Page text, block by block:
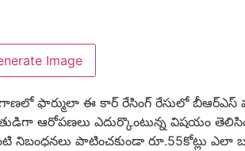
Image
ఫార్ములా ఈ కార్ రేసింగ్ రేసులో బీఆర్ఎస్
ఆరోపణలు ఎదుర్కొంటున్న విషయం
నిబంధనలు పాటించకుండా రూ.55కోట్లు ఎలా